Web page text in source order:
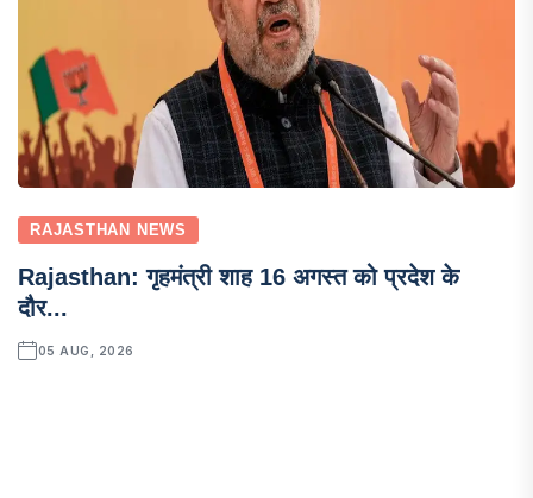
RAJASTHAN NEWS
Rajasthan: गृहमंत्री शाह 16 अगस्त को प्रदेश के
दौर...
05 AUG, 2026